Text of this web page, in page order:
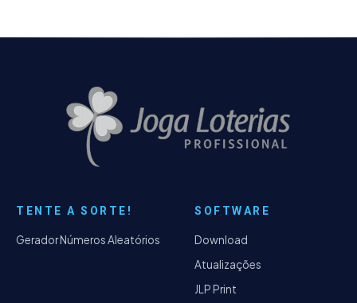
TENTE A SORTE!
Gerador Números Aleatórios
SOFTWARE
Download
Atualizações
JLP Print